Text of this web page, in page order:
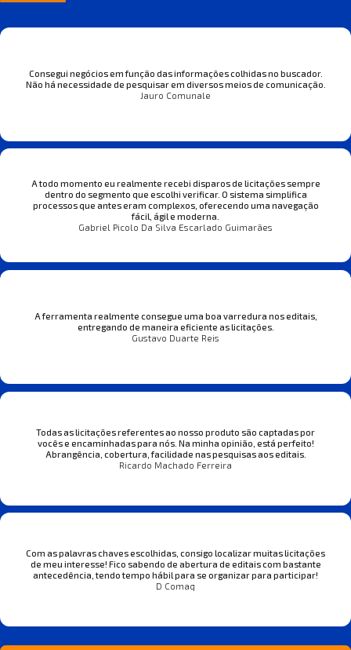
Consegui negócios em função das informações colhidas no buscador.
Não há necessidade de pesquisar em diversos meios de comunicação.
Jauro Comunale
A todo momento eu realmente recebi disparos de licitações sempre
dentro do segmento que escolhi verificar. O sistema simplifica
processos que antes eram complexos, oferecendo uma navegação
fácil, ágil e moderna.
Gabriel Picolo Da Silva Escarlado Guimarães
A ferramenta realmente consegue uma boa varredura nos editais,
entregando de maneira eficiente as licitações.
Gustavo Duarte Reis
Todas as licitações referentes ao nosso produto são captadas por
vocês e encaminhadas para nós. Na minha opinião, está perfeito!
Abrangência, cobertura, facilidade nas pesquisas aos editais.
Ricardo Machado Ferreira
Com as palavras chaves escolhidas, consigo localizar muitas licitações
de meu interesse! Fico sabendo de abertura de editais com bastante
antecedência, tendo tempo hábil para se organizar para participar!
D Comaq